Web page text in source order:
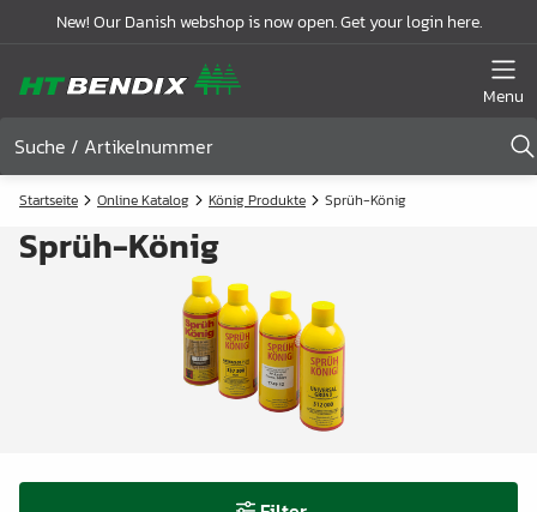
New! Our Danish webshop is now open. Get your login here.
Menu
Startseite Online Katalog König Produkte Sprüh-König
Sprüh-König